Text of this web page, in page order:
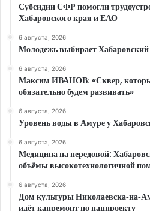
Субсидии СФР помогли
Хабаровского края и ЕАО
6 августа, 2026
Молодежь выбирает
6 августа, 2026
Максим ИВАНОВ: «Сквер,
обязательно будем развивать»
6 августа, 2026
Уровень воды в Амуре у
6 августа, 2026
Медицина на передовой:
объёмы высокотехнологичной
6 августа, 2026
Дом культуры
идёт капремонт по нацпроекту